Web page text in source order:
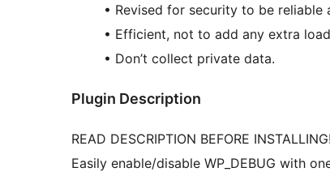
• Revised for security to be
• Efficient, not to add any extra
• Don’t collect private data.
Plugin Description
READ DESCRIPTION BEFORE INSTALLING!
Easily enable/disable WP_DEBUG with